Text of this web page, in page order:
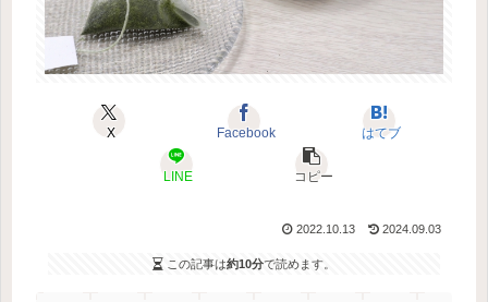
X Facebook はてブ
LINE コピー
2022.10.13 2024.09.03
この記事は約10分で読めます。